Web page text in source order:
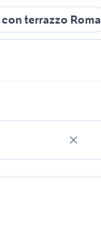
terrazzo Roma